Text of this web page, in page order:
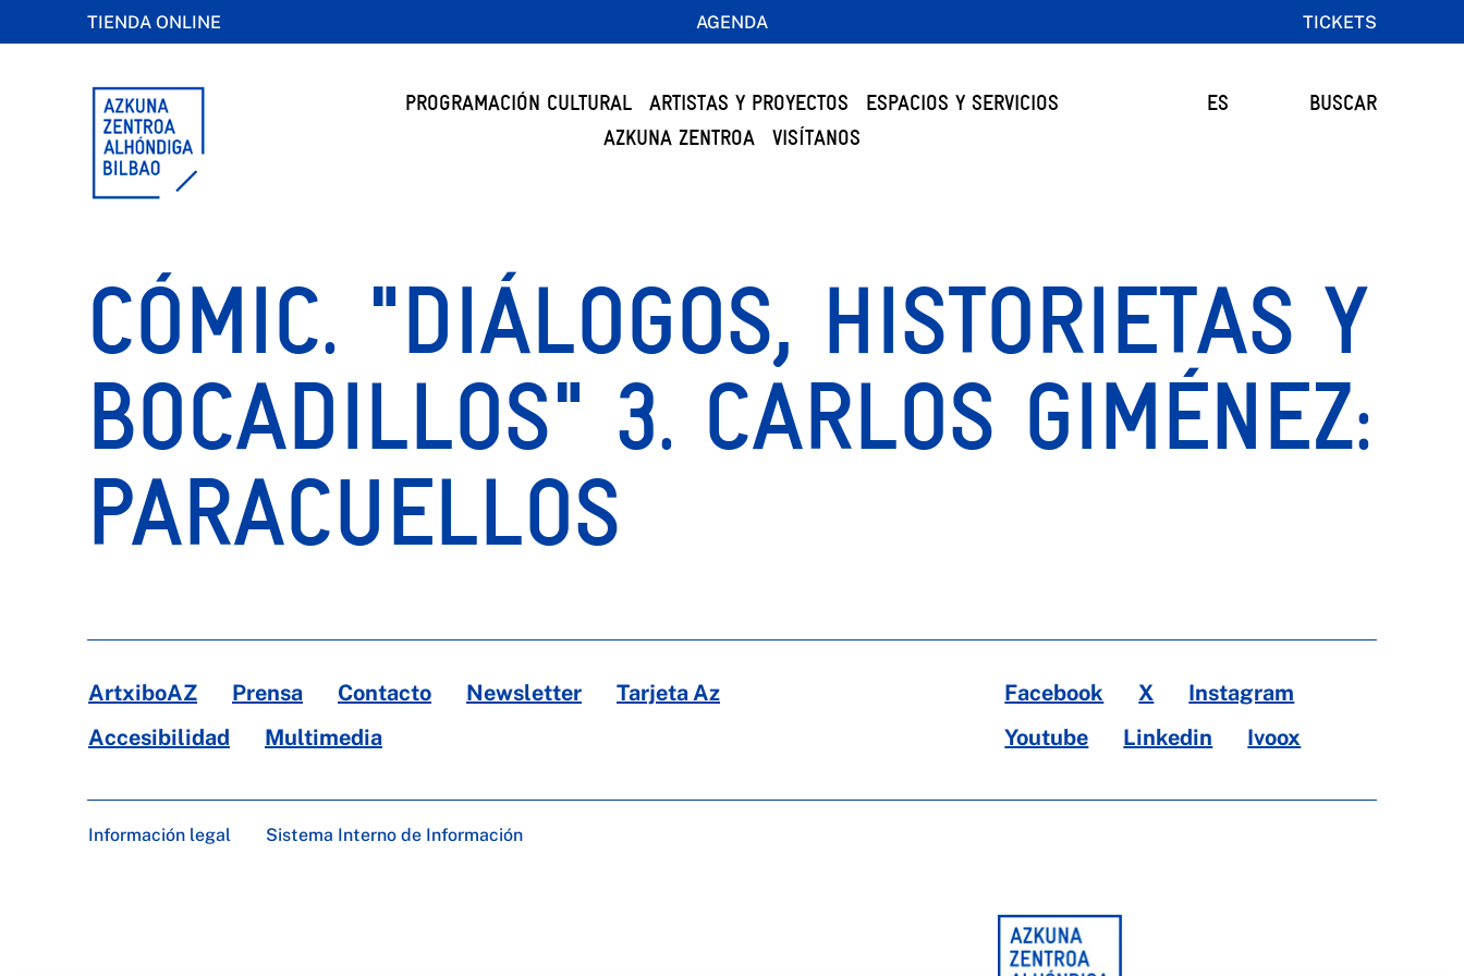
TIENDA ONLINE AGENDA TICKETS
PROGRAMACIÓN CULTURAL ARTISTAS Y PROYECTOS
ESPACIOS Y SERVICIOS
AZKUNA ZENTROA
VISÍTANOS
ES BUSCAR
CÓMIC. "DIÁLOGOS, HISTORIETAS Y
BOCADILLOS" 3. CARLOS GIMÉNEZ:
PARACUELLOS
ArtxiboAZ Prensa Contacto Newsletter
Tarjeta Az
Accesibilidad
Multimedia
Facebook X
Instagram
Youtube
Linkedin Ivoox
Información legal Sistema Interno de Información